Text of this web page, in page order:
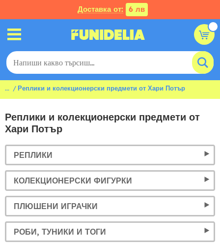
Доставка от: 6 лв
... Реплики и колекционерски предмети от Хари Потър
Реплики и колекционерски предмети от
Хари Потър
РЕПЛИКИ
КОЛЕКЦИОНЕРСКИ ФИГУРКИ
ПЛЮШЕНИ ИГРАЧКИ
РОБИ, ТУНИКИ И ТОГИ